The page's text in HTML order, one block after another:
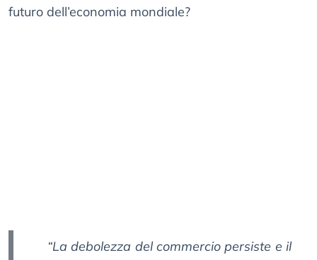
futuro dell’economia mondiale?
“La debolezza del commercio persiste e il